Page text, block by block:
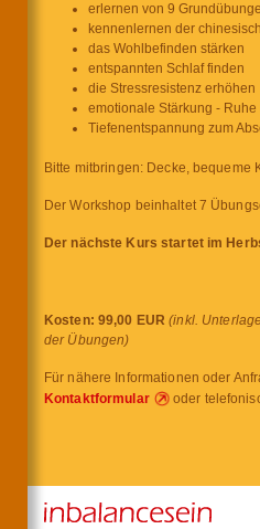
erlernen von 9
kennenlernen der
das Wohlbefinden stärken
entspannten Schlaf finden
die Stressresistenz erhöhen
emotionale Stärkung -
Tiefenentspannung zum
Bitte mitbringen: Decke, bequeme
Der Workshop beinhaltet 7
Der nächste Kurs startet im
Kosten: 99,00 EUR (inkl.
der Übungen)
Für nähere Informationen oder
Kontaktformular
oder